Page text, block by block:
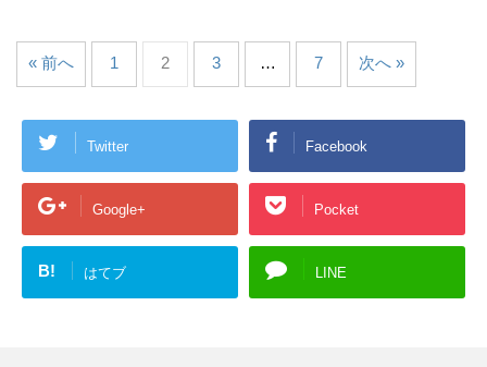
« 前へ 1 2 3 … 7 次へ »
Twitter Facebook
Google+ Pocket
B! はてブ LINE